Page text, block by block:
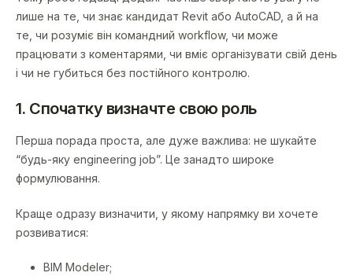
лише на те, чи знає кандидат Revit або AutoCAD, а й на
те, чи розуміє він командний workflow, чи може
працювати з коментарями, чи вміє організувати свій день
і чи не губиться без постійного контролю.
1. Спочатку визначте свою роль
Перша порада проста, але дуже важлива: не шукайте
“будь-яку engineering job”. Це занадто широке
формулювання.
Краще одразу визначити, у якому напрямку ви хочете
розвиватися:
BIM Modeler;